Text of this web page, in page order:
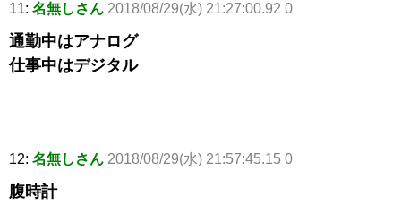
11: 名無しさん 2018/08/29(水) 21:27:00.92 0
通勤中はアナログ
仕事中はデジタル
12: 名無しさん 2018/08/29(水) 21:57:45.15 0
腹時計